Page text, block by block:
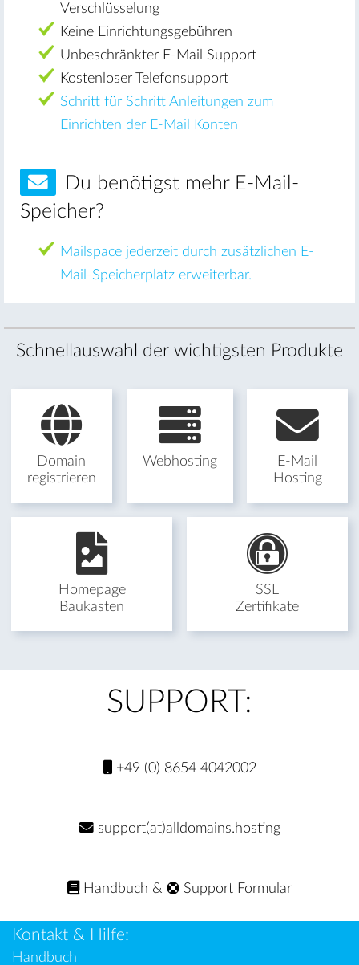
Verschlüsselung
Keine Einrichtungsgebühren
Unbeschränkter E-Mail Support
Kostenloser Telefonsupport
Schritt für Schritt Anleitungen zum
Einrichten der E-Mail Konten
Du benötigst mehr E-Mail-
Speicher?
Mailspace jederzeit durch zusätzlichen E-
Mail-Speicherplatz erweiterbar.
Schnellauswahl der wichtigsten Produkte
Domain
registrieren
Webhosting
E-Mail
Hosting
Homepage
Baukasten
SSL
Zertifikate
SUPPORT:
+49 (0) 8654 4042002
support(at)alldomains.hosting
Handbuch & Support Formular
Kontakt & Hilfe:
Handbuch